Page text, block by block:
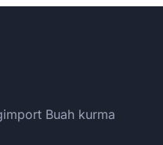
Buah kurma